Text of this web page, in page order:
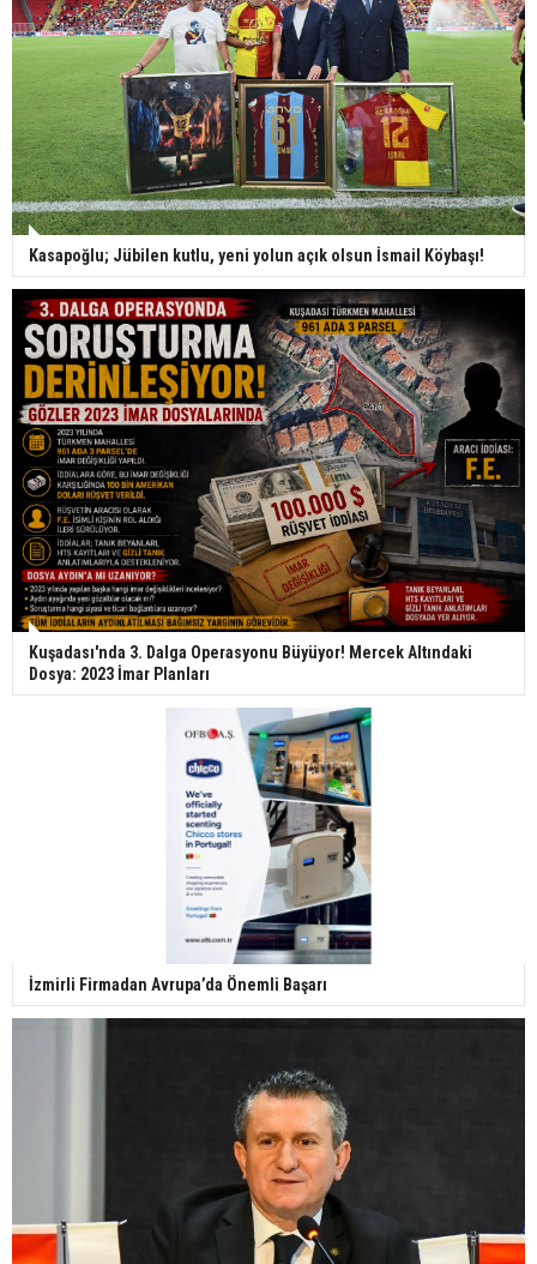
Kasapoğlu; Jübilen kutlu, yeni yolun açık olsun İsmail Köybaşı!
Kuşadası'nda 3. Dalga Operasyonu Büyüyor! Mercek Altındaki
Dosya: 2023 İmar Planları
İzmirli Firmadan Avrupa’da Önemli Başarı